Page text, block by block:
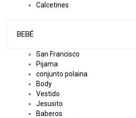
Calcetines
BEBÉ
San Francisco
Pijama
conjunto polaina
Body
Vestido
Jesusito
Baberos